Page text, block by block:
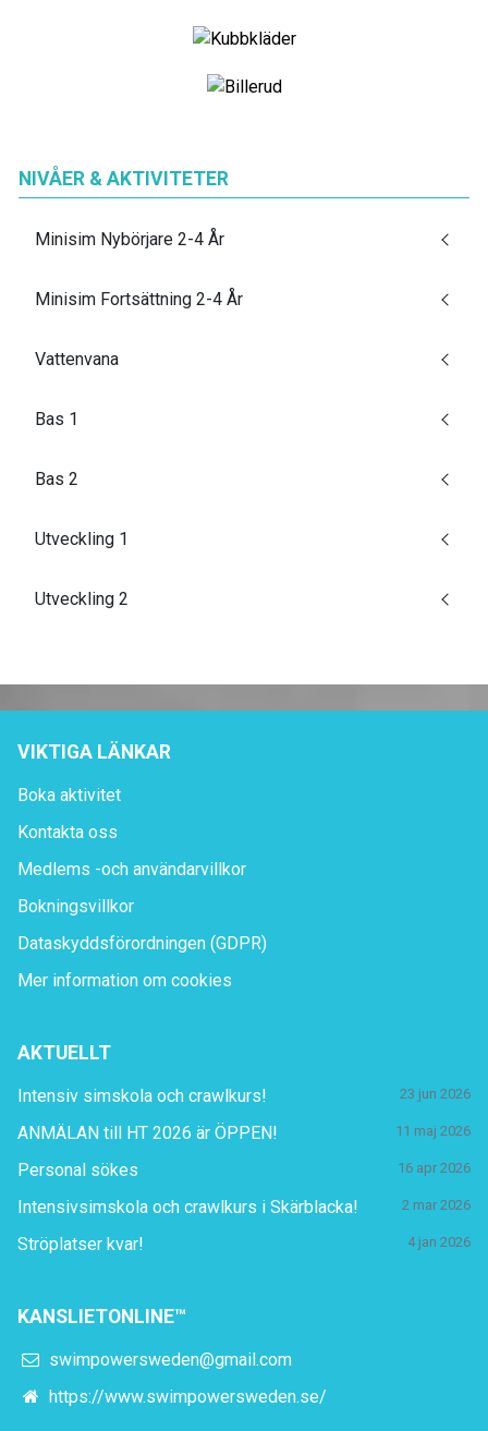
NIVÅER & AKTIVITETER
Minisim Nybörjare 2-4 År
Minisim Fortsättning 2-4 År
Vattenvana
Bas 1
Bas 2
Utveckling 1
Utveckling 2
VIKTIGA LÄNKAR
Boka aktivitet
Kontakta oss
Medlems -och användarvillkor
Bokningsvillkor
Dataskyddsförordningen (GDPR)
Mer information om cookies
AKTUELLT
Intensiv simskola och crawlkurs! 23 jun 2026
ANMÄLAN till HT 2026 är ÖPPEN! 11 maj 2026
Personal sökes 16 apr 2026
Intensivsimskola och crawlkurs i Skärblacka! 2 mar 2026
Ströplatser kvar! 4 jan 2026
KANSLIETONLINE™
swimpowersweden@gmail.com
https://www.swimpowersweden.se/